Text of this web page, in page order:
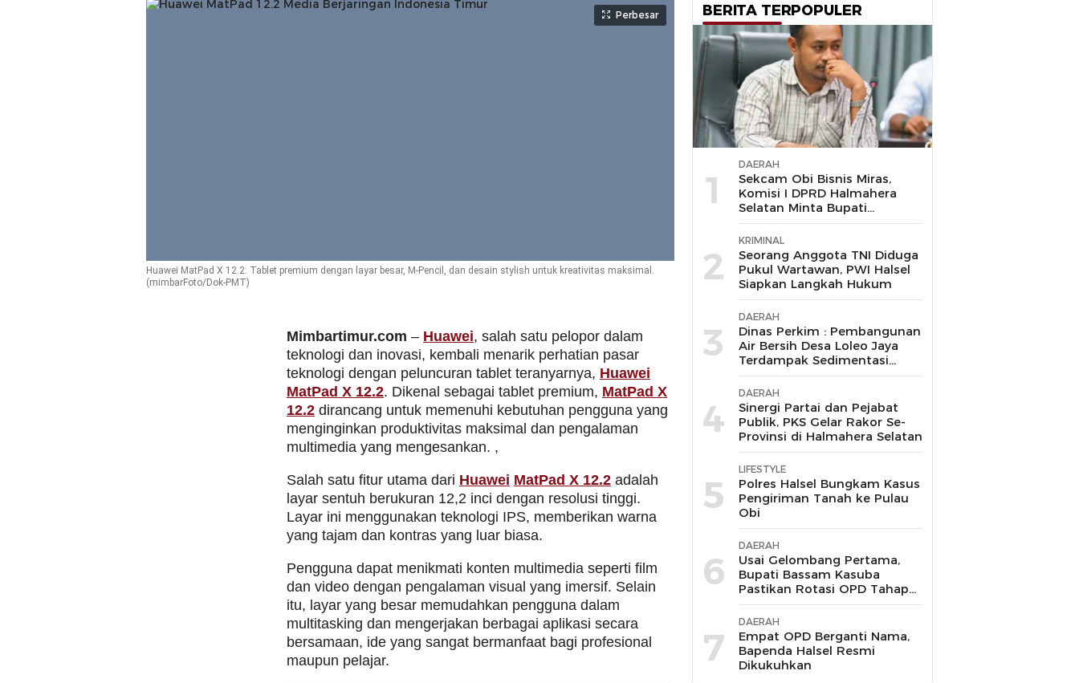
Perbesar
Huawei MatPad X 12.2: Tablet premium dengan layar besar, M-Pencil, dan desain stylish untuk kreativitas maksimal.
(mimbarFoto/Dok-PMT)
Mimbartimur.com – Huawei, salah satu pelopor dalam
teknologi dan inovasi, kembali menarik perhatian pasar
teknologi dengan peluncuran tablet teranyarnya, Huawei
MatPad X 12.2. Dikenal sebagai tablet premium, MatPad X
12.2 dirancang untuk memenuhi kebutuhan pengguna yang
menginginkan produktivitas maksimal dan pengalaman
multimedia yang mengesankan. ,
Salah satu fitur utama dari Huawei MatPad X 12.2 adalah
layar sentuh berukuran 12,2 inci dengan resolusi tinggi.
Layar ini menggunakan teknologi IPS, memberikan warna
yang tajam dan kontras yang luar biasa.
Pengguna dapat menikmati konten multimedia seperti film
dan video dengan pengalaman visual yang imersif. Selain
itu, layar yang besar memudahkan pengguna dalam
multitasking dan mengerjakan berbagai aplikasi secara
bersamaan, ide yang sangat bermanfaat bagi profesional
maupun pelajar.
BERITA TERPOPULER
1
DAERAH
Sekcam Obi Bisnis Miras,
Komisi I DPRD Halmahera
Selatan Minta Bupati
Bertindak Tegas
2
KRIMINAL
Seorang Anggota TNI Diduga
Pukul Wartawan, PWI Halsel
Siapkan Langkah Hukum
3
DAERAH
Dinas Perkim : Pembangunan
Air Bersih Desa Loleo Jaya
Terdampak Sedimentasi
Suda Diperbaiki
4
DAERAH
Sinergi Partai dan Pejabat
Publik, PKS Gelar Rakor Se-
Provinsi di Halmahera Selatan
5
LIFESTYLE
Polres Halsel Bungkam Kasus
Pengiriman Tanah ke Pulau
Obi
6
DAERAH
Usai Gelombang Pertama,
Bupati Bassam Kasuba
Pastikan Rotasi OPD Tahap
Dua
7
DAERAH
Empat OPD Berganti Nama,
Bapenda Halsel Resmi
Dikukuhkan